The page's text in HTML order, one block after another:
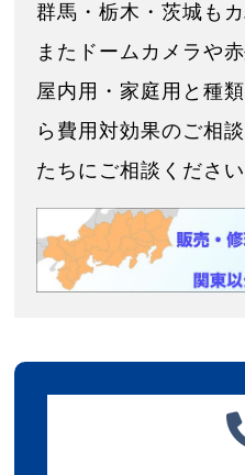
群馬・栃木・茨城も
またドームカメラや
屋内用・家庭用と種
ら費用対効果のご相
たちにご相談ください